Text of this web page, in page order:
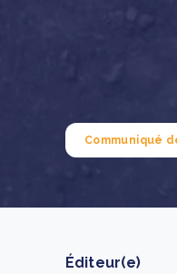
Communiqué
Éditeur(e)